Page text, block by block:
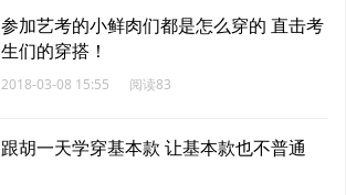
参加艺考的小鲜肉们都是怎么穿的 直击考
生们的穿搭！
2018-03-08 15:55 阅读83
跟胡一天学穿基本款 让基本款也不普通